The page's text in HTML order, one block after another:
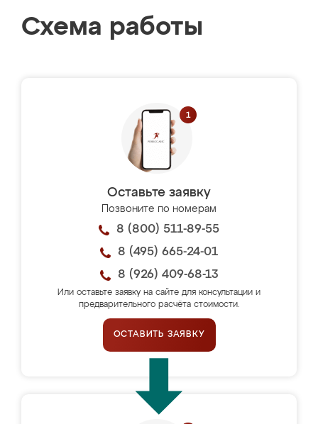
Схема работы
Оставьте заявку
Позвоните по номерам
8 (800) 511-89-55
8 (495) 665-24-01
8 (926) 409-68-13
Или оставьте заявку на сайте для консультации и
предварительного расчёта стоимости.
ОСТАВИТЬ ЗАЯВКУ